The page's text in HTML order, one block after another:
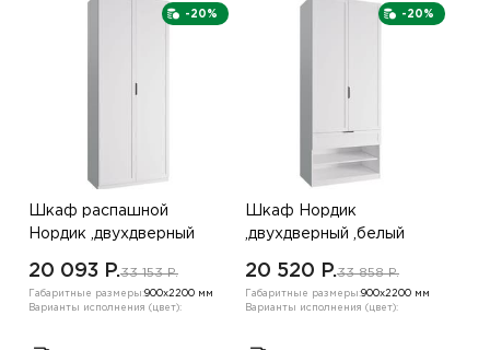
-20%
Шкаф распашной
Нордик ,двухдверный
20 093 P.33 153 P.
Габаритные размеры:900х2200 мм
Варианты исполнения (цвет):
-20%
Шкаф Нордик
,двухдверный ,белый
20 520 P.33 858 P.
Габаритные размеры:900х2200 мм
Варианты исполнения (цвет):